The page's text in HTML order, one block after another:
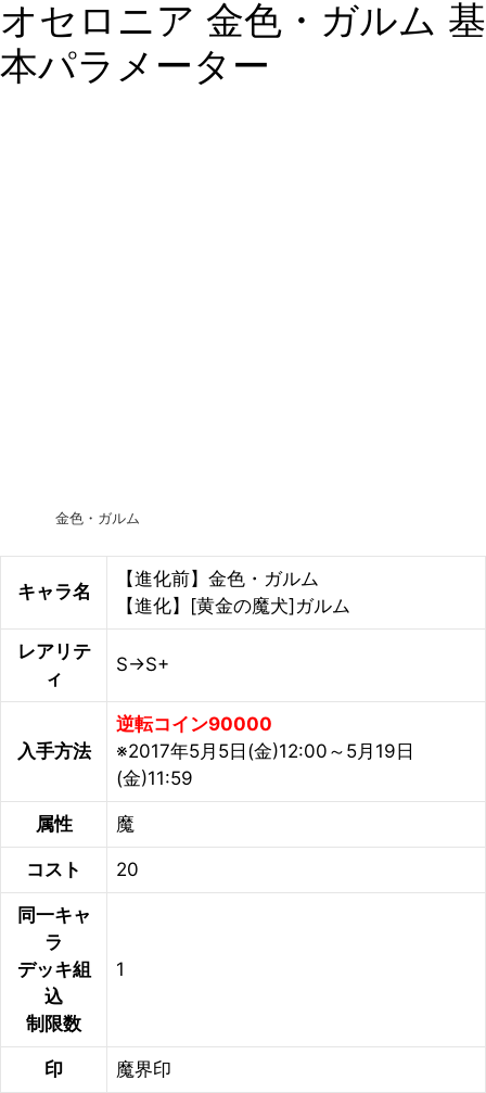
オセロニア 金色・ガルム 基
本パラメーター
金色・ガルム
キャラ名
【進化前】金色・ガルム
【進化】[黄金の魔犬]ガルム
レアリテ
ィ
S→S+
入手方法
逆転コイン90000
※2017年5月5日(金)12:00～5月19日
(金)11:59
属性 魔
コスト 20
同一キャ
ラ
デッキ組
込
制限数
1
印 魔界印